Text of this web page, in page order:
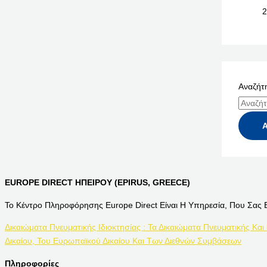
EUROPE DIRECT ΗΠΕΙΡΟΥ (EPIRUS, GREECE)
Το Κέντρο Πληροφόρησης Europe Direct Είναι Η Υπηρεσία, Που Σας
Δικαιώματα Πνευματικής Ιδιοκτησίας : Τα Δικαιώματα Πνευματικής
Δικαίου, Του Ευρωπαϊκού Δικαίου Και Των Διεθνών Συμβάσεων
Πληροφορίες